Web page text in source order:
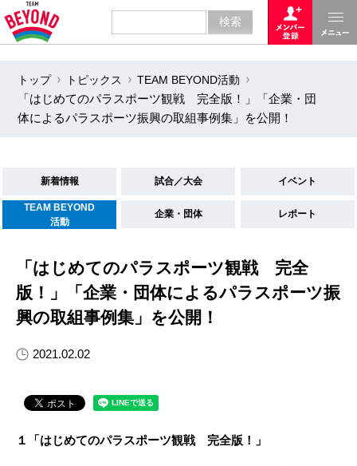
トップ トピックス
TEAM BEYOND活動
「はじめてのパラスポーツ観戦 完全版！」「企業・団
体によるパラスポーツ振興の取組事例集」を公開！
新着情報 試合／大会 イベント
TEAM BEYOND
活動
企業・団体 レポート
「はじめてのパラスポーツ観戦 完全
版！」「企業・団体によるパラスポーツ振
興の取組事例集」を公開！
2021.02.02
１「はじめてのパラスポーツ観戦 完全版！」